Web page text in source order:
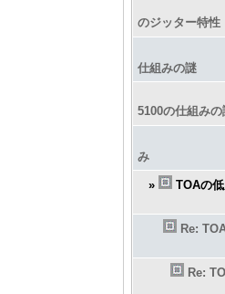
のジッター特性
仕組みの謎
5100の仕組みの
み
» TOAの
Re:
Re: